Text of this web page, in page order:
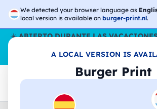
We detected your browser language as
local version is available on burger-print.nl.
A LOCAL VERSION IS
Burger Print
☀️ABIERTO DURANTE LAS
pedidos durante todo el verano, incluso en
😎🌴